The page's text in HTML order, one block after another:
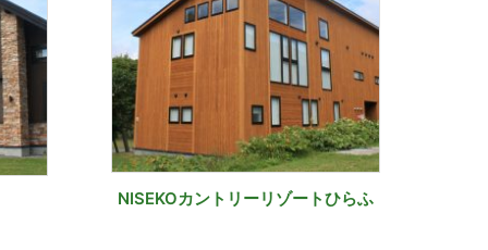
NISEKOカントリーリゾートひらふ